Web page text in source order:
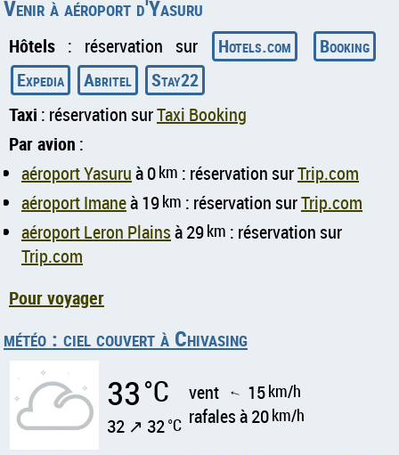
Venir à aéroport d'Yasuru
Hôtels : réservation sur Hotels.com
Booking
Expedia
Abritel
Stay22
Taxi : réservation surTaxi Booking
Par avion :
aéroport Yasuruà 0km : réservation surTrip.com
aéroport Imaneà 19km : réservation surTrip.com
aéroport Leron Plainsà 29km : réservation sur
Trip.com
Pour voyager
météo : ciel couvert à Chivasing
33°C
32 ↗ 32°C
vent ↑ 15km/h
rafales à 20km/h